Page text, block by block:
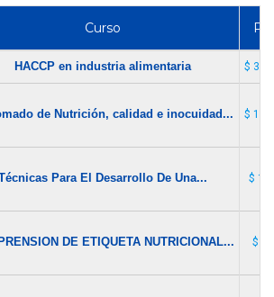
Curso
HACCP en industria alimentaria $
de Nutrición, calidad e inocuidad... $
Para El Desarrollo De Una... $
DE ETIQUETA NUTRICIONAL... $